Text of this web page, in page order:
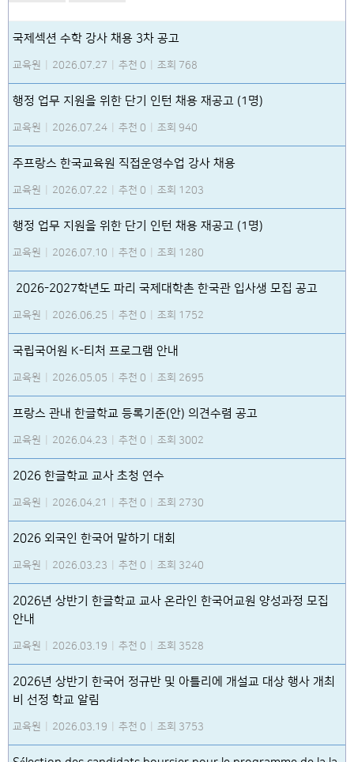
국제섹션 수학 강사 채용 3차 공고
교육원 2026.07.27 추천 0 조회 768
행정 업무 지원을 위한 단기 인턴 채용 재공고 (1명)
교육원 2026.07.24 추천 0 조회 940
주프랑스 한국교육원 직접운영수업 강사 채용
교육원 2026.07.22 추천 0 조회 1203
행정 업무 지원을 위한 단기 인턴 채용 재공고 (1명)
교육원 2026.07.10 추천 0 조회 1280
2026-2027학년도 파리 국제대학촌 한국관 입사생 모집 공고
교육원 2026.06.25 추천 0 조회 1752
국립국어원 K-티처 프로그램 안내
교육원 2026.05.05 추천 0 조회 2695
프랑스 관내 한글학교 등록기준(안) 의견수렴 공고
교육원 2026.04.23 추천 0 조회 3002
2026 한글학교 교사 초청 연수
교육원 2026.04.21 추천 0 조회 2730
2026 외국인 한국어 말하기 대회
교육원 2026.03.23 추천 0 조회 3240
2026년 상반기 한글학교 교사 온라인 한국어교원 양성과정 모집
안내
교육원 2026.03.19 추천 0 조회 3528
2026년 상반기 한국어 정규반 및 아틀리에 개설교 대상 행사 개최
비 선정 학교 알림
교육원 2026.03.19 추천 0 조회 3753